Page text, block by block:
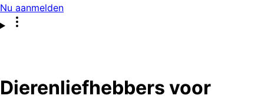
Nu aanmelden
Dierenliefhebbers voor